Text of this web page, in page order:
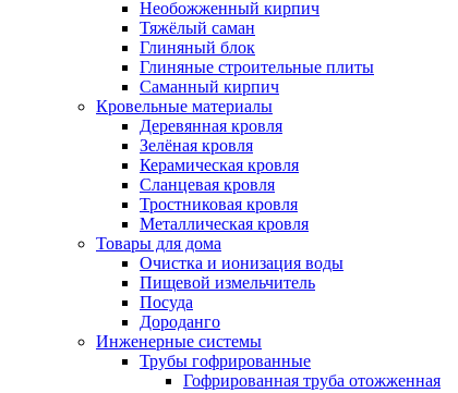
Необожженный кирпич
Тяжёлый саман
Глиняный блок
Глиняные строительные плиты
Саманный кирпич
Кровельные материалы
Деревянная кровля
Зелёная кровля
Керамическая кровля
Сланцевая кровля
Тростниковая кровля
Металлическая кровля
Товары для дома
Очистка и ионизация воды
Пищевой измельчитель
Посуда
Дороданго
Инженерные системы
Трубы гофрированные
Гофрированная труба отожженная